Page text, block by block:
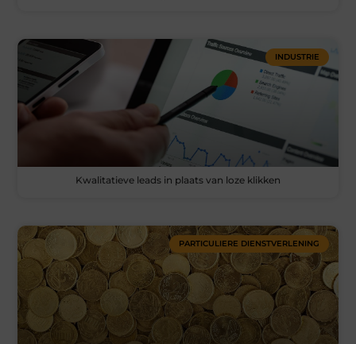
INDUSTRIE
Kwalitatieve leads in plaats van loze klikken
PARTICULIERE DIENSTVERLENING